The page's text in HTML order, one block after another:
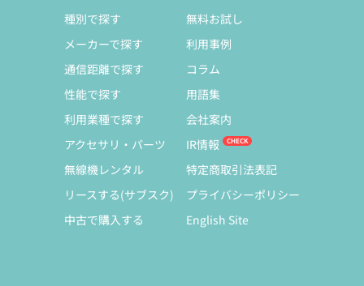
種別で探す
メーカーで探す
通信距離で探す
性能で探す
利用業種で探す
アクセサリ・パーツ
無線機レンタル
リースする(サブスク)
中古で購入する
無料お試し
利用事例
コラム
用語集
会社案内
IR情報
特定商取引法表記
プライバシーポリシー
English Site